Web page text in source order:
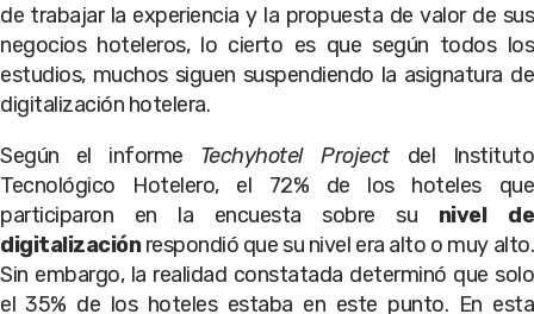
de trabajar la experiencia y la propuesta de valor de sus
negocios hoteleros, lo cierto es que según todos los
estudios, muchos siguen suspendiendo la asignatura de
digitalización hotelera.
Según el informe Techyhotel Project del Instituto
Tecnológico Hotelero, el 72% de los hoteles que
participaron en la encuesta sobre su nivel de
digitalizaciónrespondió que su nivel era alto o muy alto.
Sin embargo, la realidad constatada determinó que solo
el 35% de los hoteles estaba en este punto. En esta